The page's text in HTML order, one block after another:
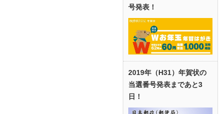
号発表！
2019年（H31）年賀状の
当選番号発表まであと3
日！